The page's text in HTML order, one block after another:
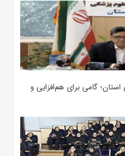
گامی برای هم‌افزایی و